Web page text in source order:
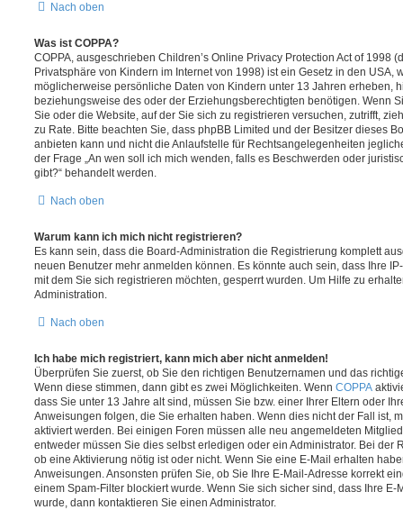
Nach oben
Was ist COPPA?
COPPA, ausgeschrieben Children’s Online Privacy Protection Act of 1998
Privatsphäre von Kindern im Internet von 1998) ist ein Gesetz in den USA,
möglicherweise persönliche Daten von Kindern unter 13 Jahren erheben,
beziehungsweise des oder der Erziehungsberechtigten benötigen. Wenn
Sie oder die Website, auf der Sie sich zu registrieren versuchen, zutrifft,
zu Rate. Bitte beachten Sie, dass phpBB Limited und der Besitzer dieses
anbieten kann und nicht die Anlaufstelle für Rechtsangelegenheiten
der Frage „An wen soll ich mich wenden, falls es Beschwerden oder
gibt?“ behandelt werden.
Nach oben
Warum kann ich mich nicht registrieren?
Es kann sein, dass die Board-Administration die Registrierung komplett
neuen Benutzer mehr anmelden können. Es könnte auch sein, dass Ihre
mit dem Sie sich registrieren möchten, gesperrt wurden. Um Hilfe zu
Administration.
Nach oben
Ich habe mich registriert, kann mich aber nicht anmelden!
Überprüfen Sie zuerst, ob Sie den richtigen Benutzernamen und das
Wenn diese stimmen, dann gibt es zwei Möglichkeiten. Wenn COPPA
dass Sie unter 13 Jahre alt sind, müssen Sie bzw. einer Ihrer Eltern oder
Anweisungen folgen, die Sie erhalten haben. Wenn dies nicht der Fall ist,
aktiviert werden. Bei einigen Foren müssen alle neu angemeldeten
entweder müssen Sie dies selbst erledigen oder ein Administrator. Bei der
ob eine Aktivierung nötig ist oder nicht. Wenn Sie eine E-Mail erhalten
Anweisungen. Ansonsten prüfen Sie, ob Sie Ihre E-Mail-Adresse korrekt
einem Spam-Filter blockiert wurde. Wenn Sie sich sicher sind, dass Ihre
wurde, dann kontaktieren Sie einen Administrator.